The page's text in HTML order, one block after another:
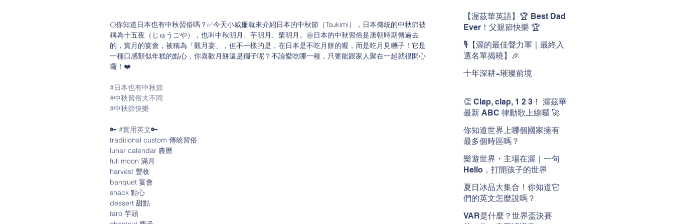
【渥茲華英語】🏆 Best Dad
Ever！父親節快樂 🏆
🎙️【渥的最佳聲力軍｜最終入
選名單揭曉】🎉
十年深耕~璀璨前境
👏 Clap, clap, 1 2 3！ 渥茲華
最新 ABC 律動歌上線囉 🚀
你知道世界上哪個國家擁有
最多個時區嗎？
樂遊世界・主場在渥｜一句
Hello，打開孩子的世界
夏日冰品大集合！你知道它
們的英文怎麼說嗎？
VAR是什麼？世界盃決賽
🌕你知道日本也有中秋習俗嗎？✅今天小威廉就來介紹日本的中秋節（Tsukimi），日本傳統的中秋節被
稱為十五夜（じゅうごや），也叫中秋明月、芋明月、栗明月。㊙️日本的中秋習俗是唐朝時期傳過去
的，賞月的宴會，被稱為「觀月宴」，但不一樣的是，在日本是不吃月餅的喔，而是吃月見糰子！它是
一種口感類似年糕的點心，你喜歡月餅還是糰子呢？不論愛吃哪一種，只要能跟家人聚在一起就很開心
囉！❤️
#日本也有中秋節
#中秋習俗大不同
#中秋節快樂
🔑 #實用英文🔑
traditional custom 傳統習俗
lunar calendar 農曆
full moon 滿月
harvest 豐收
banquet 宴會
snack 點心
dessert 甜點
taro 芋頭